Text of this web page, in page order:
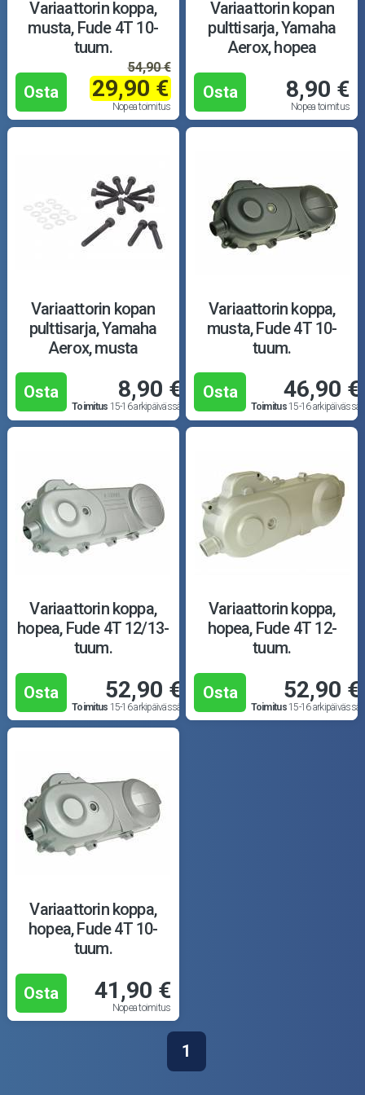
Ajovarusteet
Nastarenkaat
Renkaat ja vanteet
Öljyt ja kemikaalit
Työkalut
Variaattorin koppa,
musta, Fude 4T 10-
tuum.
Osta
54,90 €
29,90 €
Nopea toimitus
Variaattorin kopan
pulttisarja, Yamaha
Aerox, hopea
Osta 8,90 €
Nopea toimitus
Variaattorin kopan
pulttisarja, Yamaha
Aerox, musta
Osta 8,90 €
Toimitus 15-16 arkipäivässä
Variaattorin koppa,
musta, Fude 4T 10-
tuum.
Osta 46,90 €
Toimitus15-16 arkipäivässä
Variaattorin koppa,
hopea, Fude 4T 12/13-
tuum.
Osta 52,90 €
Toimitus 15-16 arkipäivässä
Variaattorin koppa,
hopea, Fude 4T 12-
tuum.
Osta 52,90 €
Toimitus15-16 arkipäivässä
Variaattorin koppa,
hopea, Fude 4T 10-
tuum.
Osta 41,90 €
Nopea toimitus
1